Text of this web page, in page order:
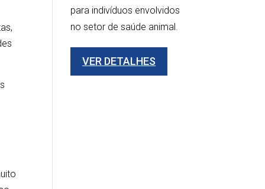
para indivíduos envolvidos
no setor de saúde animal.
VER DETALHES